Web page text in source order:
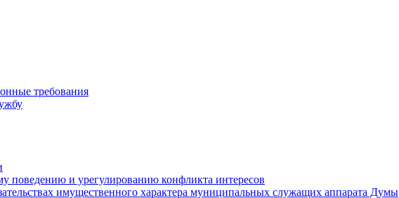
требования
поведению и урегулированию конфликта интересов
имущественного характера муниципальных служащих аппарата Думы